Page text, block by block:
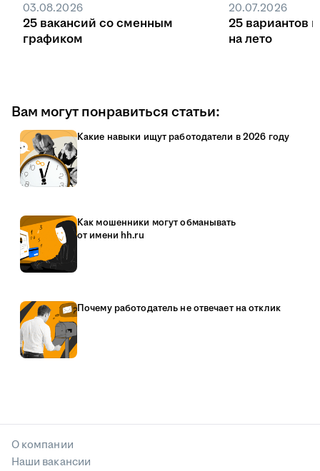
03.08.2026
25 вакансий со сменным
графиком
20.07.2026
25 вариантов
на лето
Вам могут понравиться статьи:
Какие навыки ищут работодатели в 2026 году
Как мошенники могут обманывать
от имени hh.ru
Почему работодатель не отвечает на отклик
О компании
Наши вакансии